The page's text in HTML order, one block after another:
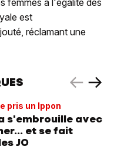
femmes à l'égalité des
est
réclamant une
pris un Ippon
s'embrouille avec
et se fait
JO